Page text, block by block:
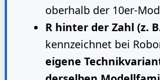
oberhalb der 10er-
R hinter der Zahl (z.
kennzeichnet bei
eigene